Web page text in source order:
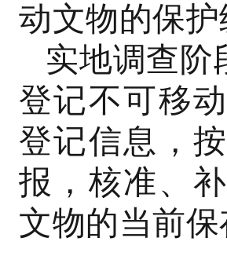
动文物的保
实地调查阶
登记不可移
登记信息，
报，核准、
文物的当前